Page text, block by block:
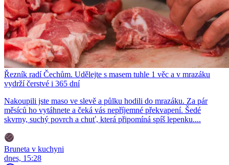
Řezník radí Čechům. Udělejte s masem tuhle 1 věc a v mrazáku
vydrží čerstvé i 365 dní
Nakoupili jste maso ve slevě a půlku hodili do mrazáku. Za pár
měsíců ho vytáhnete a čeká vás nepříjemné překvapení. Šedé
skvrny, suchý povrch a chuť, která připomíná spíš lepenku....
Bruneta v kuchyni
dnes, 15:28